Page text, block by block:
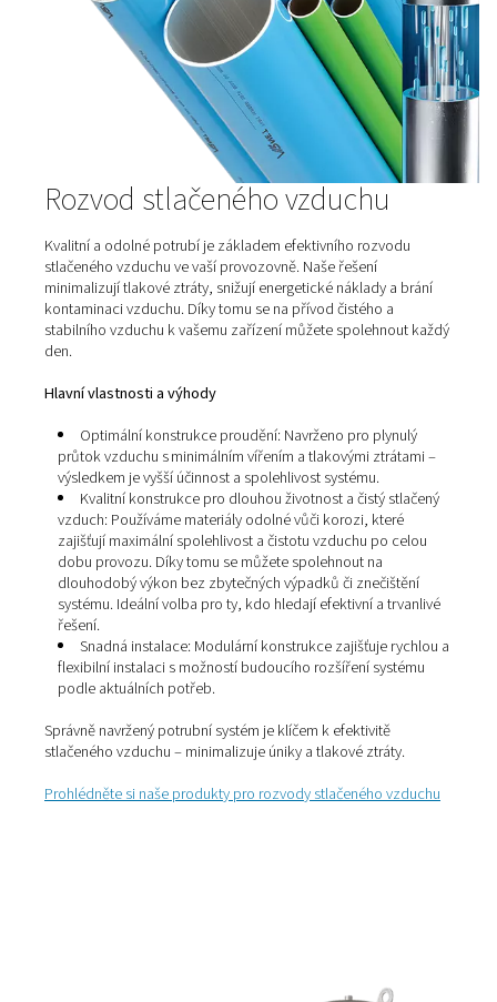
Tlakové nádoby jsou nezbytnou součástí systému
vzduchu. Slouží jako zásobník stlačeného vzduchu a
stabilizují jeho dodávku. Pomáhají vyrovnávat výkyvy
snižují spotřebu energie a zvyšují celkovou účinnost
své schopnosti udržovat konstantní tlak přispívají ke
provozu technologií, eliminují náhlé poklesy tlaku a
kompresoru pracovat efektivněji. V průmyslovém
zajišťují stabilní a nepřerušovanou dodávku vzduchu,